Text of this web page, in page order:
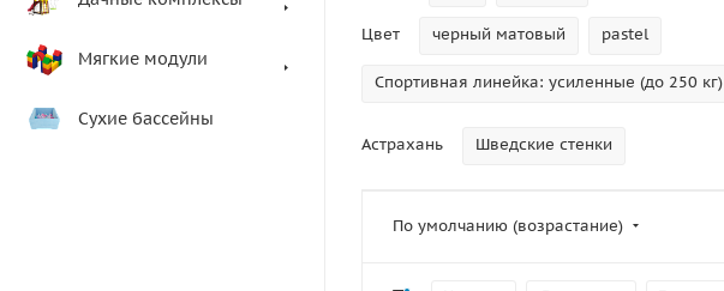
Мягкие модули
Сухие бассейны
Цвет черный матовый pastel
Спортивная линейка: усиленные (до 250 кг)
Астрахань Шведские стенки
По умолчанию (возрастание)